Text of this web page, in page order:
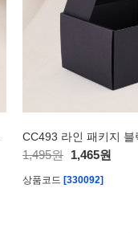
1,495원 1,465원
상품코드 [330092]